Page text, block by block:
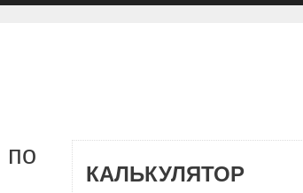
по
КАЛЬКУЛЯТОР